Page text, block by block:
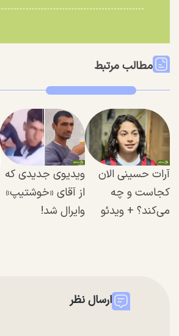
مطالب مرتبط
آرات حسینی الان
کجاست و چه
می‌کند؟ + ویدئو
ویدیوی جدیدی که
از آقای «خوشتیپ»
وایرال شد!
ارسال نظر